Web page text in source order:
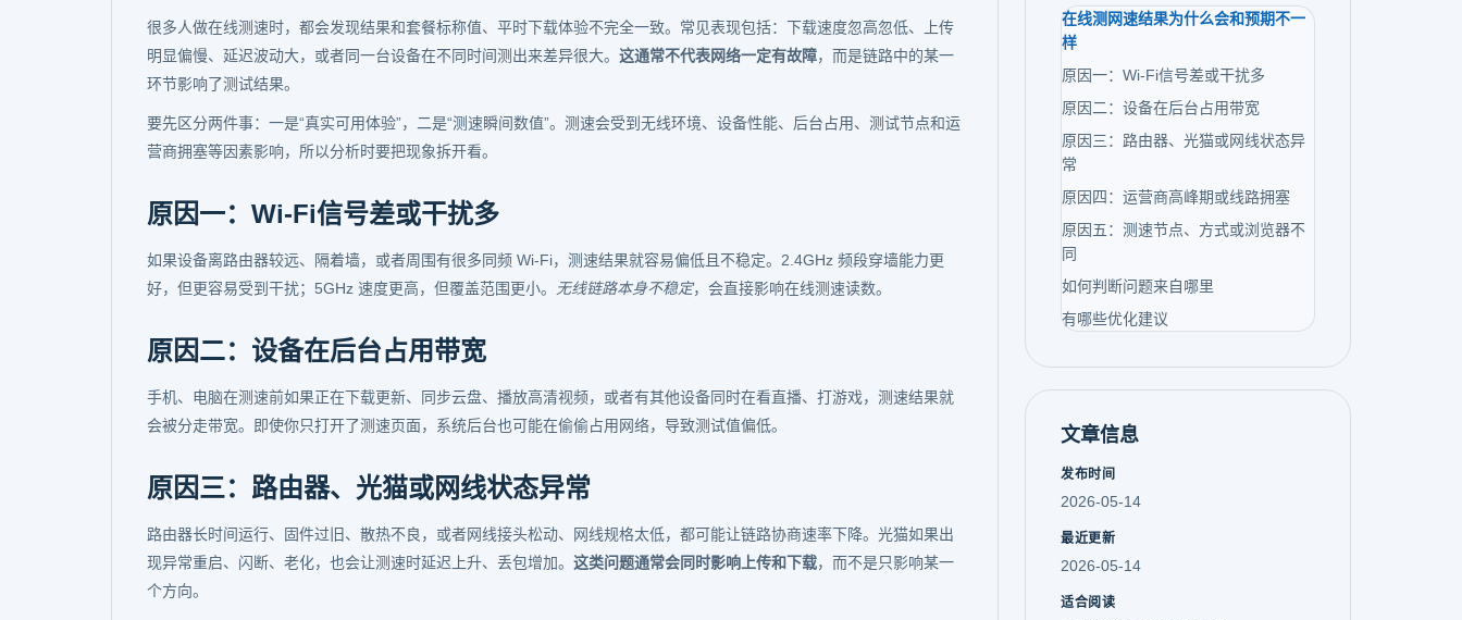
很多人做在线测速时，都会发现结果和套餐标称值、平时下载体验不完全一致。常见表现包括：下载速度忽高忽低、上传
明显偏慢、延迟波动大，或者同一台设备在不同时间测出来差异很大。 这通常不代表网络一定有故障，而是链路中的某一
环节影响了测试结果。
要先区分两件事：一是“真实可用体验”，二是“测速瞬间数值”。测速会受到无线环境、设备性能、后台占用、测试节点和运
营商拥塞等因素影响，所以分析时要把现象拆开看。
原因一：Wi-Fi信号差或干扰多
如果设备离路由器较远、隔着墙，或者周围有很多同频 Wi-Fi，测速结果就容易偏低且不稳定。2.4GHz 频段穿墙能力更
好，但更容易受到干扰；5GHz 速度更高，但覆盖范围更小。
无线链路本身不稳定，会直接影响在线测速读数。
原因二：设备在后台占用带宽
手机、电脑在测速前如果正在下载更新、同步云盘、播放高清视频，或者有其他设备同时在看直播、打游戏，测速结果就
会被分走带宽。即使你只打开了测速页面，系统后台也可能在偷偷占用网络，导致测试值偏低。
原因三：路由器、光猫或网线状态异常
路由器长时间运行、固件过旧、散热不良，或者网线接头松动、网线规格太低，都可能让链路协商速率下降。光猫如果出
现异常重启、闪断、老化，也会让测速时延迟上升、丢包增加。 这类问题通常会同时影响上传和下载，而不是只影响某一
个方向。
在线测网速结果为什么会和预期不一
样
原因一：Wi-Fi信号差或干扰多
原因二：设备在后台占用带宽
原因三：路由器、光猫或网线状态异
常
原因四：运营商高峰期或线路拥塞
原因五：测速节点、方式或浏览器不
同
如何判断问题来自哪里
有哪些优化建议
文章信息
发布时间
2026-05-14
最近更新
2026-05-14
适合阅读